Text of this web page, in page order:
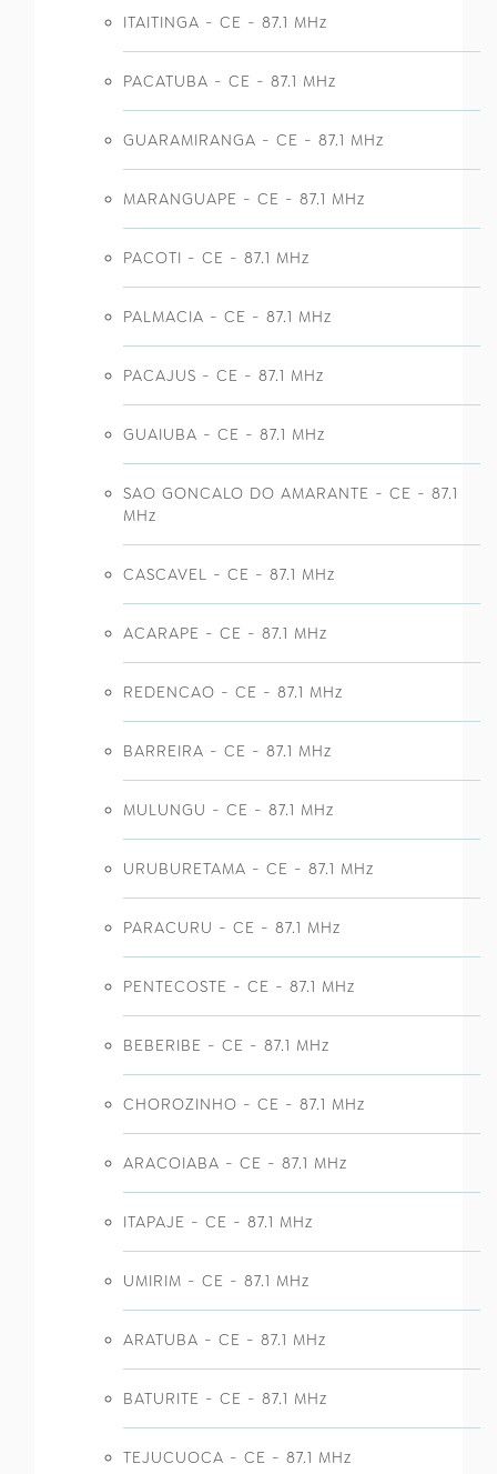
ITAITINGA - CE - 87.1 MHz
PACATUBA - CE - 87.1 MHz
GUARAMIRANGA - CE - 87.1 MHz
MARANGUAPE - CE - 87.1 MHz
PACOTI - CE - 87.1 MHz
PALMACIA - CE - 87.1 MHz
PACAJUS - CE - 87.1 MHz
GUAIUBA - CE - 87.1 MHz
SAO GONCALO DO AMARANTE - CE - 87.1
MHz
CASCAVEL - CE - 87.1 MHz
ACARAPE - CE - 87.1 MHz
REDENCAO - CE - 87.1 MHz
BARREIRA - CE - 87.1 MHz
MULUNGU - CE - 87.1 MHz
URUBURETAMA - CE - 87.1 MHz
PARACURU - CE - 87.1 MHz
PENTECOSTE - CE - 87.1 MHz
BEBERIBE - CE - 87.1 MHz
CHOROZINHO - CE - 87.1 MHz
ARACOIABA - CE - 87.1 MHz
ITAPAJE - CE - 87.1 MHz
UMIRIM - CE - 87.1 MHz
ARATUBA - CE - 87.1 MHz
BATURITE - CE - 87.1 MHz
TEJUCUOCA - CE - 87.1 MHz